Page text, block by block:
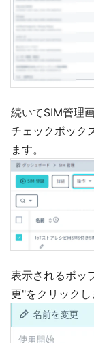
続いてSIM管理
チェックボック
ます。
表示されるポッ
更"をクリックし